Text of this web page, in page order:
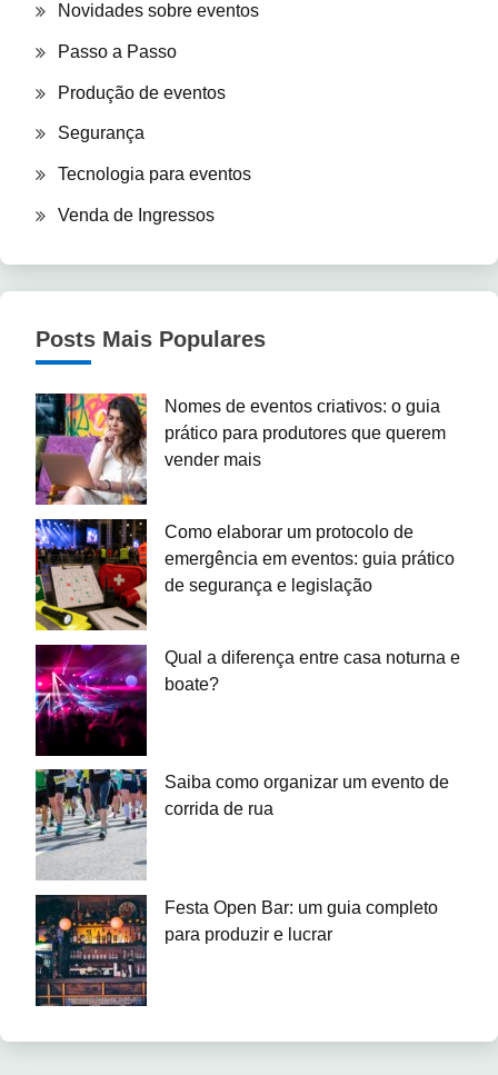
Novidades sobre eventos
Passo a Passo
Produção de eventos
Segurança
Tecnologia para eventos
Venda de Ingressos
Posts Mais Populares
Nomes de eventos criativos: o guia
prático para produtores que querem
vender mais
Como elaborar um protocolo de
emergência em eventos: guia prático
de segurança e legislação
Qual a diferença entre casa noturna e
boate?
Saiba como organizar um evento de
corrida de rua
Festa Open Bar: um guia completo
para produzir e lucrar